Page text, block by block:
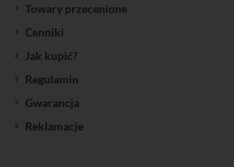
Towary przecenione
Cenniki
Jak kupić?
Regulamin
Gwarancja
Reklamacje